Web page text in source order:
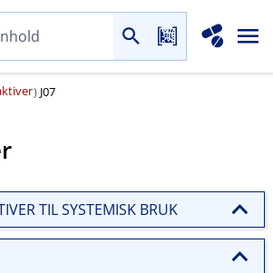
) J07
TIL SYSTEMISK BRUK